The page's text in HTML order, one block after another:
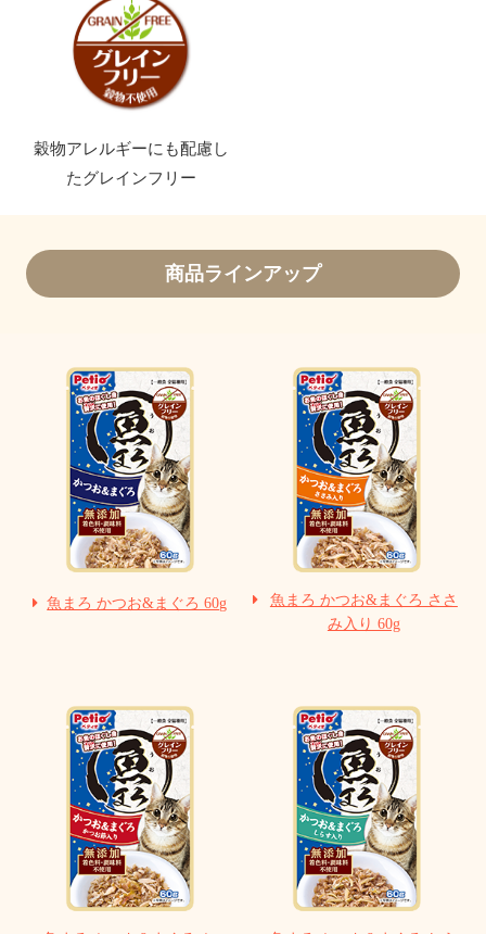
穀物アレルギーにも配慮し
たグレインフリー
商品ラインアップ
魚まろ かつお&まぐろ 60g
魚まろ かつお&まぐろ ささ
み入り 60g